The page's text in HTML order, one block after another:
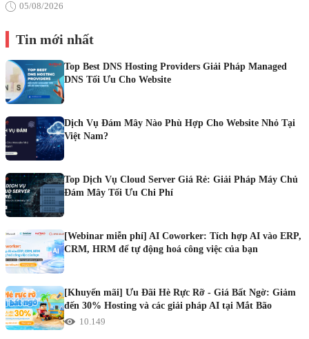
05/08/2026
Tin mới nhất
Top Best DNS Hosting Providers Giải Pháp Managed
DNS Tối Ưu Cho Website
Dịch Vụ Đám Mây Nào Phù Hợp Cho Website Nhỏ Tại
Việt Nam?
Top Dịch Vụ Cloud Server Giá Rẻ: Giải Pháp Máy Chủ
Đám Mây Tối Ưu Chi Phí
[Webinar miễn phí] AI Coworker: Tích hợp AI vào ERP,
CRM, HRM để tự động hoá công việc của bạn
[Khuyến mãi] Ưu Đãi Hè Rực Rỡ - Giá Bất Ngờ: Giảm
đến 30% Hosting và các giải pháp AI tại Mắt Bão
10.149